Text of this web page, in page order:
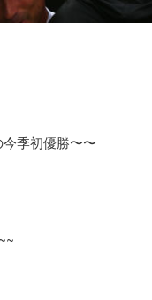
季初優勝〜〜